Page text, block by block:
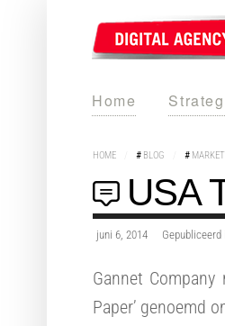
Home
HOME # BLOG #
USA
juni 6, 2014 Gepubliceerd
Gannet
Paper’ genoemd